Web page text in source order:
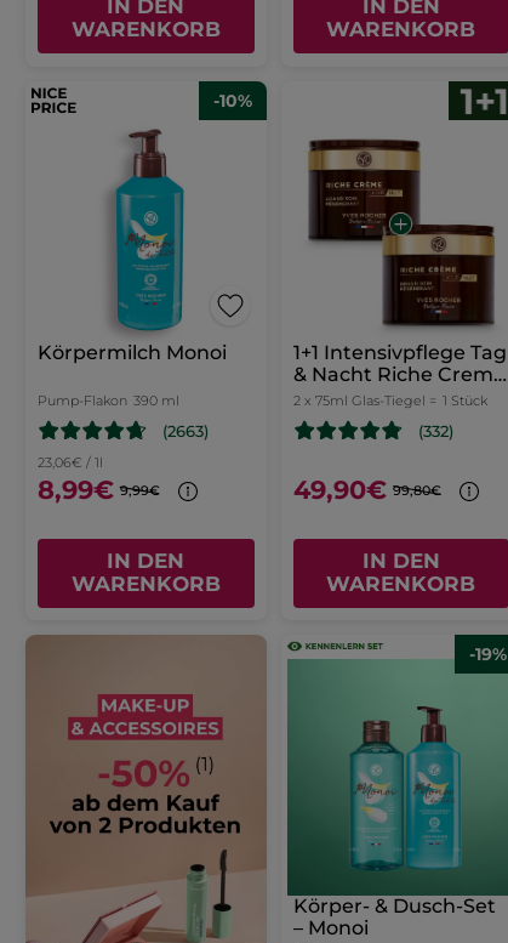
IN DEN
WARENKORB
IN DEN
WARENKORB
-10%
Körpermilch Monoi
Pump-Flakon 390 ml
(2663)
23,06€ / 1l
8,99€ 9,99€
IN DEN
WARENKORB
1+1 Intensivpflege Tag
& Nacht Riche Creme
75 ml
2 x 75ml Glas-Tiegel = 1 Stück
(332)
49,90€ 99,80€
IN DEN
WARENKORB
-19%
Körper- & Dusch-Set
– Monoi